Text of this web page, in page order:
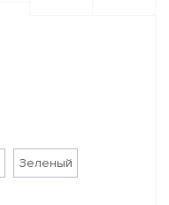
Зеленый